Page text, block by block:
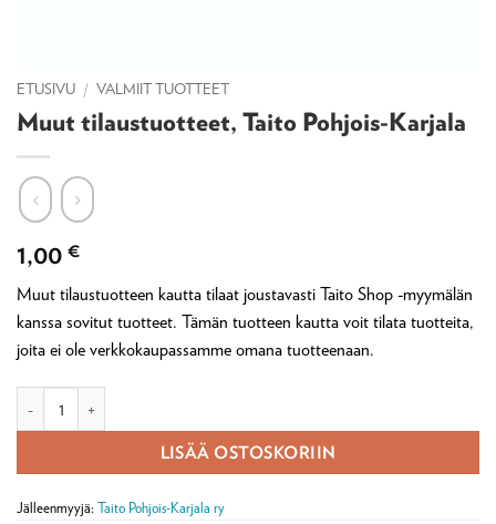
ETUSIVU / VALMIIT TUOTTEET
Muut tilaustuotteet, Taito Pohjois-Karjala
1,00 €
Muut tilaustuotteen kautta tilaat joustavasti Taito Shop -myymälän
kanssa sovitut tuotteet. Tämän tuotteen kautta voit tilata tuotteita,
joita ei ole verkkokaupassamme omana tuotteenaan.
LISÄÄ OSTOSKORIIN
Jälleenmyyjä: Taito Pohjois-Karjala ry